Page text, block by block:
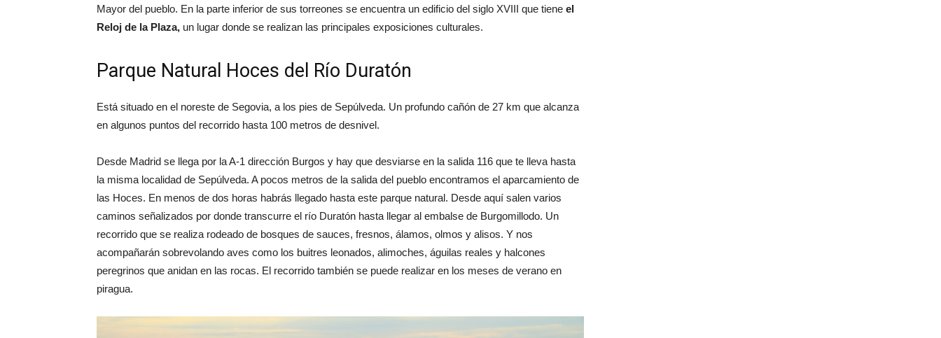
Mayor del pueblo. En la parte inferior de sus torreones se encuentra un edificio del siglo XVIII que tiene el
Reloj de la Plaza, un lugar donde se realizan las principales exposiciones culturales.
Parque Natural Hoces del Río Duratón
Está situado en el noreste de Segovia, a los pies de Sepúlveda. Un profundo cañón de 27 km que alcanza
en algunos puntos del recorrido hasta 100 metros de desnivel.
Desde Madrid se llega por la A-1 dirección Burgos y hay que desviarse en la salida 116 que te lleva hasta
la misma localidad de Sepúlveda. A pocos metros de la salida del pueblo encontramos el aparcamiento de
las Hoces. En menos de dos horas habrás llegado hasta este parque natural. Desde aquí salen varios
caminos señalizados por donde transcurre el río Duratón hasta llegar al embalse de Burgomillodo. Un
recorrido que se realiza rodeado de bosques de sauces, fresnos, álamos, olmos y alisos. Y nos
acompañarán sobrevolando aves como los buitres leonados, alimoches, águilas reales y halcones
peregrinos que anidan en las rocas. El recorrido también se puede realizar en los meses de verano en
piragua.